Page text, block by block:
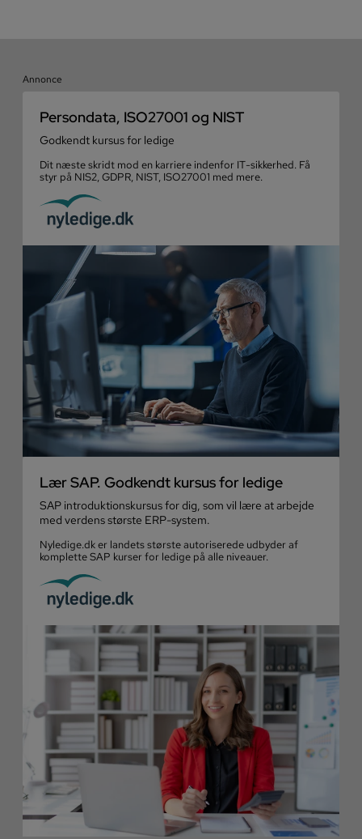
Annonce
Persondata, ISO27001 og NIST
Godkendt kursus for ledige
Dit næste skridt mod en karriere indenfor IT-sikkerhed. Få
styr på NIS2, GDPR, NIST, ISO27001 med mere.
Lær SAP. Godkendt kursus for ledige
SAP introduktionskursus for dig, som vil lære at arbejde
med verdens største ERP-system.
Nyledige.dk er landets største autoriserede udbyder af
komplette SAP kurser for ledige på alle niveauer.